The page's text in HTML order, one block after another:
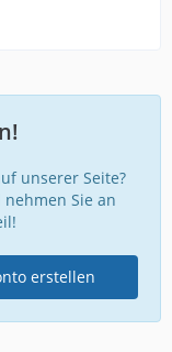
unserer Seite?
Sie an
erstellen